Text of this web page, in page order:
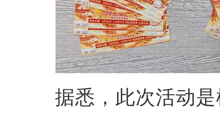
据悉，此次活动是